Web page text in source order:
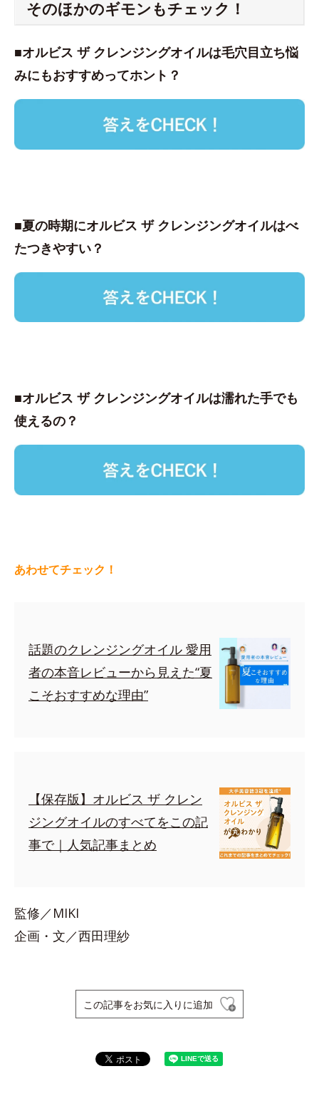
そのほかのギモンもチェック！
■オルビス ザ クレンジングオイルは毛穴目立ち悩
みにもおすすめってホント？
■夏の時期にオルビス ザ クレンジングオイルはべ
たつきやすい？
■オルビス ザ クレンジングオイルは濡れた手でも
使えるの？
あわせてチェック！
話題のクレンジングオイル 愛用
者の本音レビューから見えた“夏
こそおすすめな理由”
【保存版】オルビス ザ クレン
ジングオイルのすべてをこの記
事で｜人気記事まとめ
監修／MIKI
企画・文／西田理紗
この記事をお気に入りに追加